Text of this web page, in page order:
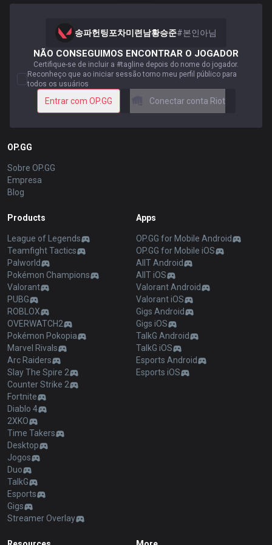
송파헌팅포차미련남황승준#본인아님
NÃO CONSEGUIMOS ENCONTRAR O JOGADOR
Certifique-se de incluir a #tagline depois do nome do jogador.
Reconheço que ao iniciar sessão torno meu perfil público para
todos os usuários
Entrar com OP.GG Conectar conta Riot
OP.GG
Sobre OP.GG
Empresa
Blog
Products
League of Legends
Teamfight Tactics
Palworld
Pokémon Champions
Valorant
PUBG
ROBLOX
OVERWATCH2
Pokémon Pokopia
Marvel Rivals
Arc Raiders
Slay The Spire 2
Counter Strike 2
Fortnite
Diablo 4
2XKO
Time Takers
Desktop
Jogos
Duo
TalkG
Esports
Gigs
Streamer Overlay
Apps
OP.GG for Mobile Android
OP.GG for Mobile iOS
AllT Android
AllT iOS
Valorant Android
Valorant iOS
Gigs Android
Gigs iOS
TalkG Android
TalkG iOS
Esports Android
Esports iOS